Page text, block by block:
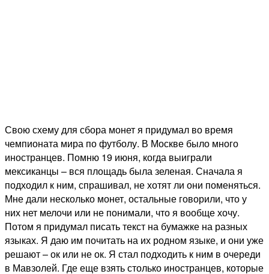
Свою схему для сбора монет я придумал во время
чемпионата мира по футболу. В Москве было много
иностранцев. Помню 19 июня, когда выиграли
мексиканцы – вся площадь была зеленая. Сначала я
подходил к ним, спрашивал, не хотят ли они поменяться.
Мне дали несколько монет, остальные говорили, что у
них нет мелочи или не понимали, что я вообще хочу.
Потом я придумал писать текст на бумажке на разных
языках. Я даю им почитать на их родном языке, и они уже
решают – ок или не ок. Я стал подходить к ним в очереди
в Мавзолей. Где еще взять столько иностранцев, которые